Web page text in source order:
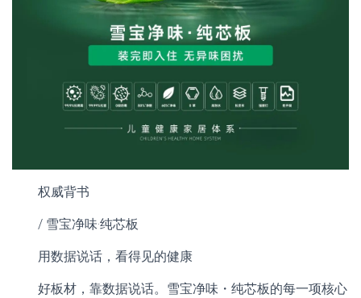
权威背书
/ 雪宝净味·纯芯板
用数据说话，看得见的健康
好板材，靠数据说话。雪宝净味・纯芯板的每一项核心